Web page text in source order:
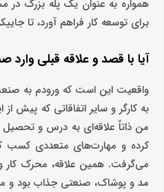
همواره به عنوان یک پله بزرگ در
برای توسعه کار فراهم آورد، ‌تا
آیا با قصد و علاقه قبلی
واقعیت این است که ورودم به صنعت
به کارگر و سایر اتفاقاتی که پیش
من ذاتاً علاقه‌ای به درس و تحصیل
کرده و مهارت‌های متعددی کسب
می‌گرفت. همین علاقه، محرک کار
مد و پوشاک، صنعتی جذاب بود و